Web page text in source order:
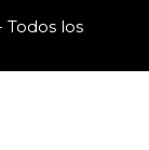
Todos los